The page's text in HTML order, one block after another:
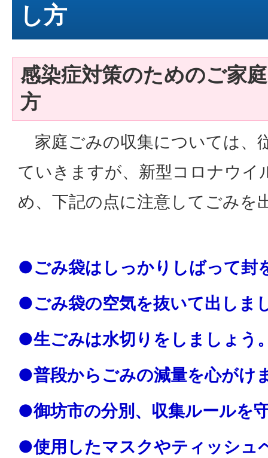
し方
感染症対策のためのご家
方
家庭ごみの収集については、
ていきますが、新型コロナウイ
め、下記の点に注意してごみを
●ごみ袋はしっかりしばって封
●ごみ袋の空気を抜いて出しま
●生ごみは水切りをしましょう
●普段からごみの減量を心がけ
●御坊市の分別、収集ルールを
●使用したマスクやティッシュ